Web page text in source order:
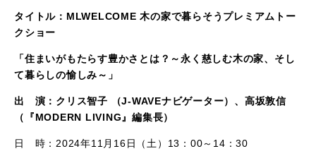
タイトル：MLWELCOME 木の家で暮らそうプレミアムトー
クショー
「住まいがもたらす豊かさとは？～永く慈しむ木の家、そし
て暮らしの愉しみ～」
出 演：クリス智子 （J-WAVEナビゲーター）、高坂敦信
（『MODERN LIVING』編集長）
日 時：2024年11月16日（土）13：00～14：30